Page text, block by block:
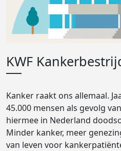
KWF
Kanker raakt ons allemaal.
45.000 mensen als gevolg
hiermee in Nederland
Minder kanker, meer
van leven voor